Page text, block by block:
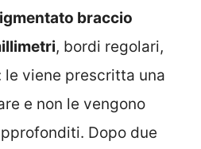
braccio
, bordi regolari,
le viene prescritta una
e non le vengono
Dopo due